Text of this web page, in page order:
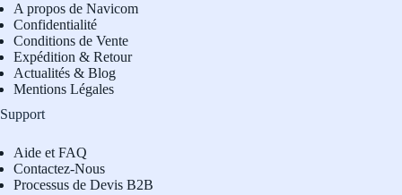
A propos de Navicom
Confidentialité
Conditions de Vente
Expédition & Retour
Actualités & Blog
Mentions Légales
Support
Aide et FAQ
Contactez-Nous
Processus de Devis B2B